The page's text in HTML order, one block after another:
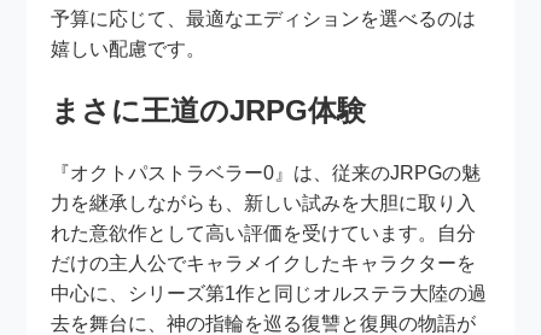
予算に応じて、最適なエディションを選べるのは
嬉しい配慮です。
まさに王道のJRPG体験
『オクトパストラベラー0』は、従来のJRPGの魅
力を継承しながらも、新しい試みを大胆に取り入
れた意欲作として高い評価を受けています。自分
だけの主人公でキャラメイクしたキャラクターを
中心に、シリーズ第1作と同じオルステラ大陸の過
去を舞台に、神の指輪を巡る復讐と復興の物語が